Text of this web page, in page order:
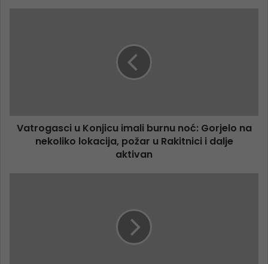
Vatrogasci u Konjicu imali burnu noć: Gorjelo na
nekoliko lokacija, požar u Rakitnici i dalje
aktivan